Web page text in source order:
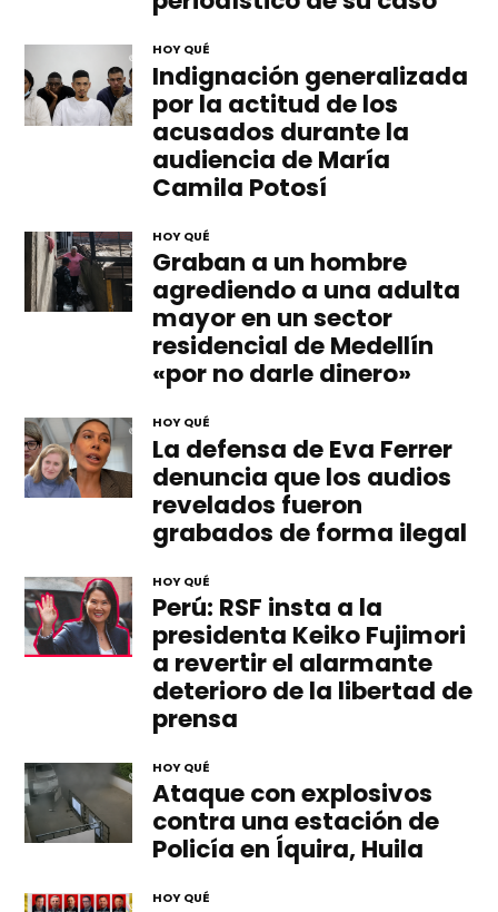
HOY QUÉ
Indignación generalizada
por la actitud de los
acusados durante la
audiencia de María
Camila Potosí
HOY QUÉ
Graban a un hombre
agrediendo a una adulta
mayor en un sector
residencial de Medellín
«por no darle dinero»
HOY QUÉ
La defensa de Eva Ferrer
denuncia que los audios
revelados fueron
grabados de forma ilegal
HOY QUÉ
Perú: RSF insta a la
presidenta Keiko Fujimori
a revertir el alarmante
deterioro de la libertad de
prensa
HOY QUÉ
Ataque con explosivos
contra una estación de
Policía en Íquira, Huila
HOY QUÉ